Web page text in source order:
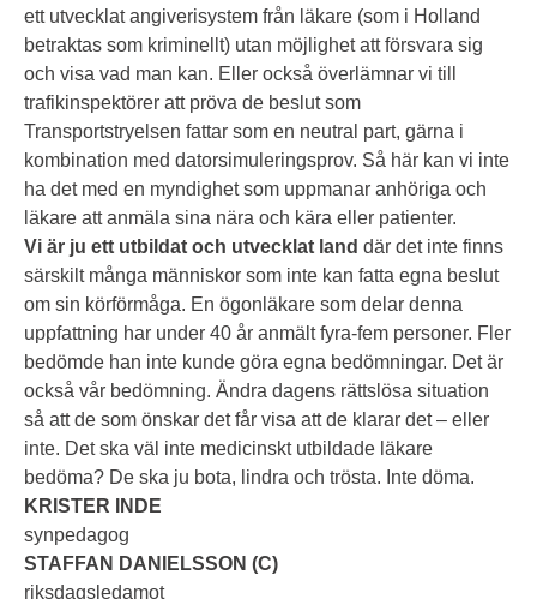
ett utvecklat angiverisystem från läkare (som i Holland
betraktas som kriminellt) utan möjlighet att försvara sig
och visa vad man kan. Eller också överlämnar vi till
trafikinspektörer att pröva de beslut som
Transportstryelsen fattar som en neutral part, gärna i
kombination med datorsimuleringsprov. Så här kan vi inte
ha det med en myndighet som uppmanar anhöriga och
läkare att anmäla sina nära och kära eller patienter.
Vi är ju ett utbildat och utvecklat land där det inte finns
särskilt många människor som inte kan fatta egna beslut
om sin körförmåga. En ögonläkare som delar denna
uppfattning har under 40 år anmält fyra-fem personer. Fler
bedömde han inte kunde göra egna bedömningar. Det är
också vår bedömning. Ändra dagens rättslösa situation
så att de som önskar det får visa att de klarar det – eller
inte. Det ska väl inte medicinskt utbildade läkare
bedöma? De ska ju bota, lindra och trösta. Inte döma.
KRISTER INDE
synpedagog
STAFFAN DANIELSSON (C)
riksdagsledamot